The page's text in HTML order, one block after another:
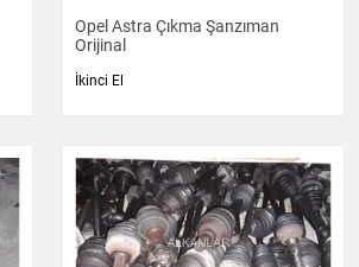
Opel Astra Çıkma Şanzıman
Orijinal
İkinci El